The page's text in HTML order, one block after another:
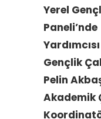
Yerel
Paneli’nde
Gençlik
Pelin
Akademik